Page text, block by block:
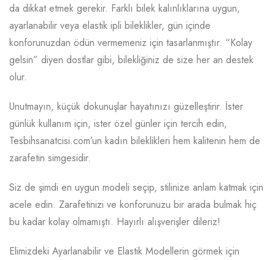
da dikkat etmek gerekir. Farklı bilek kalınlıklarına uygun,
ayarlanabilir veya elastik ipli bileklikler, gün içinde
konforunuzdan ödün vermemeniz için tasarlanmıştır. “Kolay
gelsin” diyen dostlar gibi, bilekliğiniz de size her an destek
olur.
Unutmayın, küçük dokunuşlar hayatınızı güzelleştirir. İster
günlük kullanım için, ister özel günler için tercih edin,
Tesbihsanatcisi.com’un kadın bileklikleri hem kalitenin hem de
zarafetin simgesidir.
Siz de şimdi en uygun modeli seçip, stilinize anlam katmak için
acele edin. Zarafetinizi ve konforunuzu bir arada bulmak hiç
bu kadar kolay olmamıştı. Hayırlı alışverişler dileriz!
Elimizdeki Ayarlanabilir ve Elastik Modellerin görmek için